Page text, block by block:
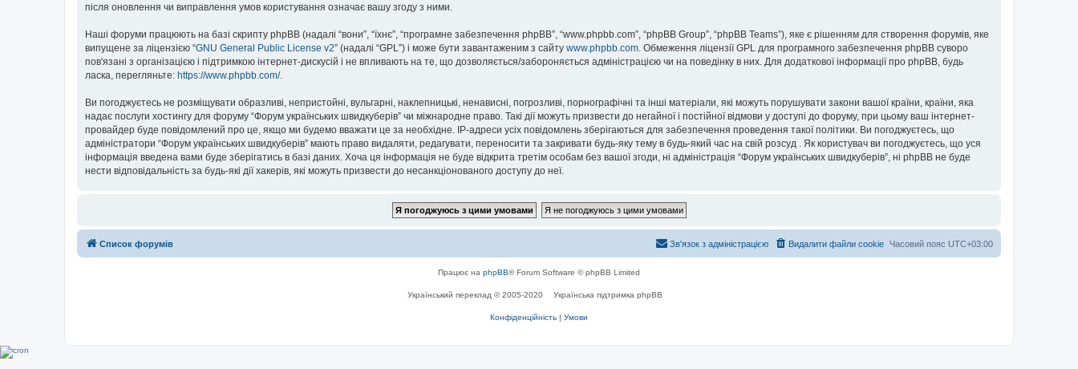
після оновлення чи виправлення умов користування означає вашу згоду з ними.
Наші форуми працюють на базі скрипту phpBB (надалі “вони”, “їхнє”, “програмне забезпечення phpBB”, “www.phpbb.com”, “phpBB Group”, “phpBB Teams”), яке є рішенням для створення форумів, яке
випущене за ліцензією “GNU General Public License v2” (надалі “GPL”) і може бути завантаженим з сайту www.phpbb.com . Обмеження ліцензії GPL для програмного забезпечення phpBB суворо
пов'язані з організацією і підтримкою інтернет-дискусій і не впливають на те, що дозволяється/забороняється адміністрацією чи на поведінку в них. Для додаткової інформації про phpBB, будь
ласка, перегляньте: https://www.phpbb.com/.
Ви погоджуєтесь не розміщувати образливі, непристойні, вульгарні, наклепницькі, ненависні, погрозливі, порнографічні та інші матеріали, які можуть порушувати закони вашої країни, країни, яка
надає послуги хостингу для форуму “Форум українських швидкуберів” чи міжнародне право. Такі дії можуть призвести до негайної і постійної відмови у доступі до форуму, при цьому ваш інтернет-
провайдер буде повідомлений про це, якщо ми будемо вважати це за необхідне. IP-адреси усіх повідомлень зберігаються для забезпечення проведення такої політики. Ви погоджуєтесь, що
адміністратори “Форум українських швидкуберів” мають право видаляти, редагувати, переносити та закривати будь-яку тему в будь-який час на свій розсуд . Як користувач ви погоджуєтесь, що уся
інформація введена вами буде зберігатись в базі даних. Хоча ця інформація не буде відкрита третім особам без вашої згоди, ні адміністрація “Форум українських швидкуберів”, ні phpBB не буде
нести відповідальність за будь-які дії хакерів, які можуть призвести до несанкціонованого доступу до неї.
Список форумів Часовий пояс UTC+03:00
Видалити файли cookie
Зв'язок з адміністрацією
Працює на phpBB® Forum Software © phpBB Limited
Український переклад © 2005-2020 Українська підтримка phpBB
Конфіденційність | Умови